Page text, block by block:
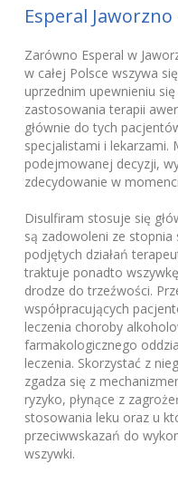
Esperal Jaworzno
Zarówno Esperal w
w całej Polsce wszywa
uprzednim upewnieniu
zastosowania terapii
głównie do tych
specjalistami i lekarzami.
podejmowanej decyzji,
zdecydowanie w
Disulfiram stosuje się
są zadowoleni ze
podjętych działań
traktuje ponadto
drodze do trzeźwości.
współpracujących
leczenia choroby
farmakologicznego
leczenia. Skorzystać z
zgadza się z
ryzyko, płynące z
stosowania leku oraz u
przeciwwskazań do
wszywki.